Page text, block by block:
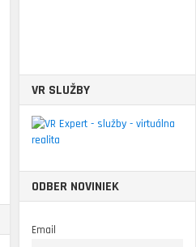
VR SLUŽBY
ODBER NOVINIEK
Email